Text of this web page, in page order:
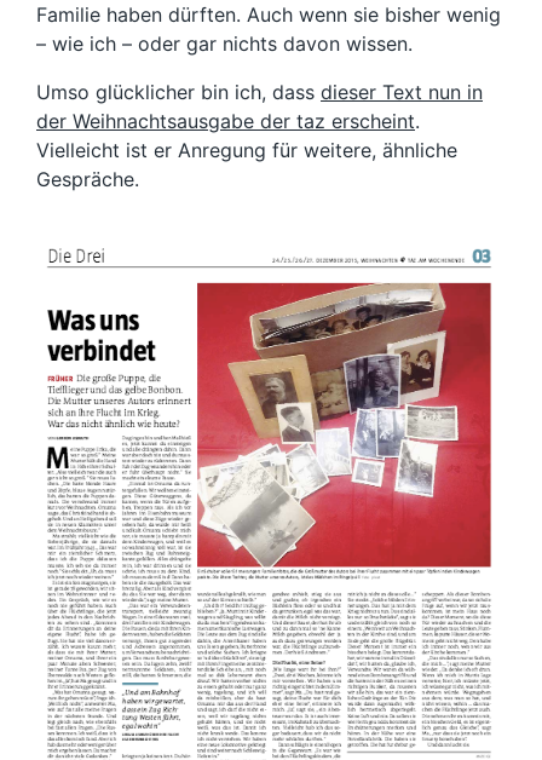
Familie haben dürften. Auch wenn sie bisher wenig
– wie ich – oder gar nichts davon wissen.
Umso glücklicher bin ich, dass dieser Text nun in
der Weihnachtsausgabe der taz erscheint.
Vielleicht ist er Anregung für weitere, ähnliche
Gespräche.